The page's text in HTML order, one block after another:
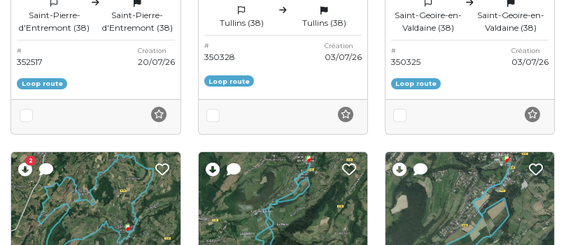
Saint-Pierre-
d'Entremont (38)
Saint-Pierre-
d'Entremont (38)
#
352517
Création
20/07/26
Loop route
Tullins (38) Tullins (38)
#
350328
Création
03/07/26
Loop route
Saint-Geoire-en-
Valdaine (38)
Saint-Geoire-en-
Valdaine (38)
#
350325
Création
03/07/26
Loop route
2